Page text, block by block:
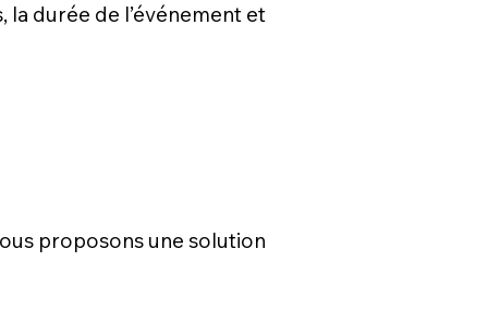
la durée de l’événement et
proposons une solution